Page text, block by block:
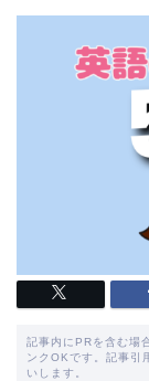
記事内にPRを含む場
ンクOKです。記事引
いします。